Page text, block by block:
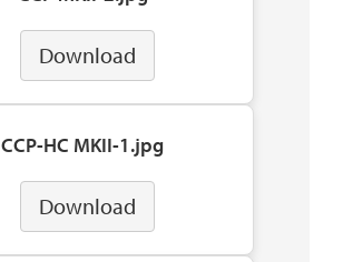
Download
CCP-HC MKII-1.jpg
Download